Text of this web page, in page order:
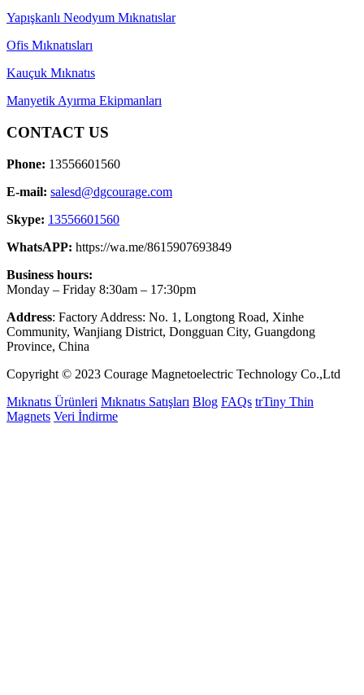
Yapışkanlı Neodyum Mıknatıslar
Ofis Mıknatısları
Kauçuk Mıknatıs
Manyetik Ayırma Ekipmanları
CONTACT US
Phone: 13556601560
E-mail: salesd@dgcourage.com
Skype: 13556601560
WhatsAPP: https://wa.me/8615907693849
Business hours:
Monday – Friday 8:30am – 17:30pm
Address: Factory Address: No. 1, Longtong Road, Xinhe
Community, Wanjiang District, Dongguan City, Guangdong
Province, China
Copyright © 2023 Courage Magnetoelectric Technology Co.,Ltd
Mıknatıs Ürünleri Mıknatıs Satışları Blog FAQs trTiny Thin
Magnets Veri İndirme